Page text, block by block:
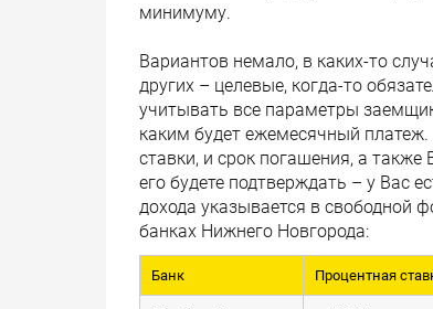
минимуму.
Вариантов немало, в каких-то
других – целевые, когда-то
учитывать все параметры
каким будет ежемесячный
ставки, и срок погашения, а
его будете подтверждать – у Вас
дохода указывается в свободной
банках Нижнего Новгорода:
Банк Процентная